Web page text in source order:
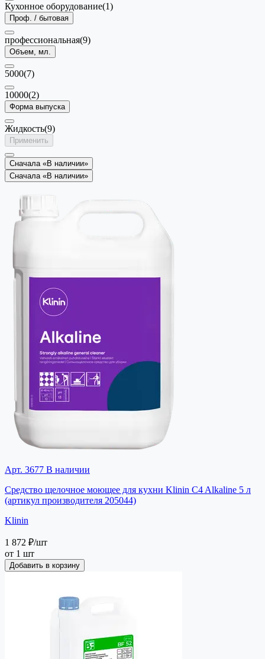
Кухонное оборудование(1)
Проф. / бытовая
профессиональная(9)
Объем, мл.
5000(7)
10000(2)
Форма выпуска
Жидкость(9)
Применить
Сначала «В наличии»
Сначала «В наличии»
Арт. 3677 В наличии
Средство щелочное моющее для кухни Klinin C4 Alkaline 5 л
(артикул производителя 205044)
Klinin
1 872 ₽/шт
от 1 шт
Добавить в корзину